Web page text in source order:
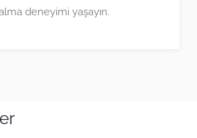
deneyimi yaşayın.